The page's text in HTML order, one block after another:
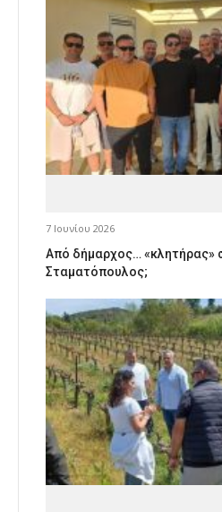
7 Ιουνίου 2026
Από δήμαρχος… «κλητήρας»
Σταματόπουλος;